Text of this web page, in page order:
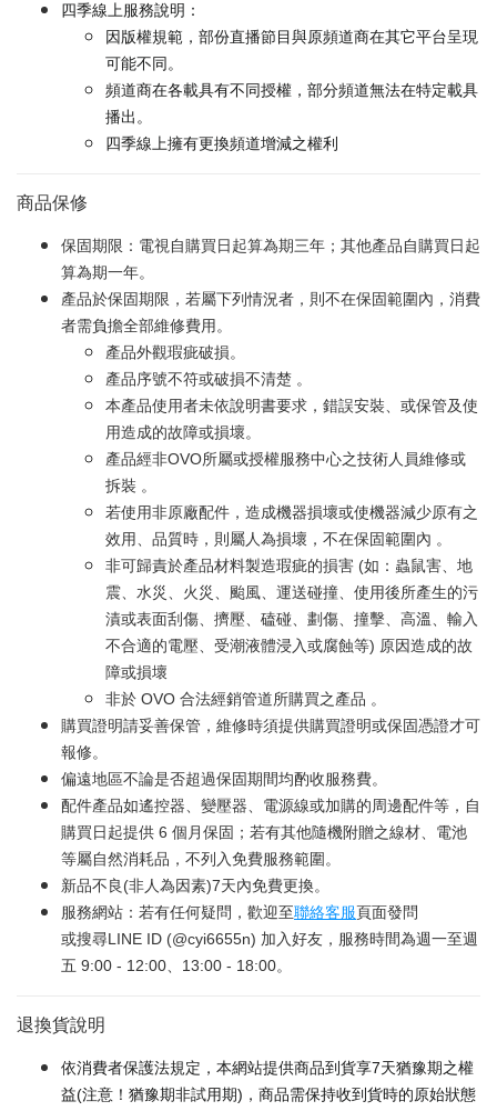
四季線上服務說明：
因版權規範，部份直播節目與原頻道商在其它平台呈現
可能不同。
頻道商在各載具有不同授權，部分頻道無法在特定載具
播出。
四季線上擁有更換頻道增減之權利
商品保修
保固期限：電視自購買日起算為期三年；其他產品自購買日起
算為期一年。
產品於保固期限，若屬下列情況者，則不在保固範圍內，消費
者需負擔全部維修費用。
產品外觀瑕疵破損。
產品序號不符或破損不清楚 。
本產品使用者未依說明書要求，錯誤安裝、或保管及使
用造成的故障或損壞。
產品經非OVO所屬或授權服務中心之技術人員維修或
拆裝 。
若使用非原廠配件，造成機器損壞或使機器減少原有之
效用、品質時，則屬人為損壞，不在保固範圍內 。
非可歸責於產品材料製造瑕疵的損害 (如：蟲鼠害、地
震、水災、火災、颱風、運送碰撞、使用後所產生的污
漬或表面刮傷、擠壓、磕碰、劃傷、撞擊、高溫、輸入
不合適的電壓、受潮液體浸入或腐蝕等) 原因造成的故
障或損壞
非於 OVO 合法經銷管道所購買之產品 。
購買證明請妥善保管，維修時須提供購買證明或保固憑證才可
報修。
偏遠地區不論是否超過保固期間均酌收服務費。
配件產品如遙控器、變壓器、電源線或加購的周邊配件等，自
購買日起提供 6 個月保固；若有其他隨機附贈之線材、電池
等屬自然消耗品，不列入免費服務範圍。
新品不良(非人為因素)7天內免費更換。
服務網站：若有任何疑問，歡迎至聯絡客服頁面發問
或搜尋LINE ID (@cyi6655n) 加入好友，服務時間為週一至週
五 9:00 - 12:00、13:00 - 18:00。
退換貨說明
依消費者保護法規定，本網站提供商品到貨享7天猶豫期之權
益(注意！猶豫期非試用期)，商品需保持收到貨時的原始狀態